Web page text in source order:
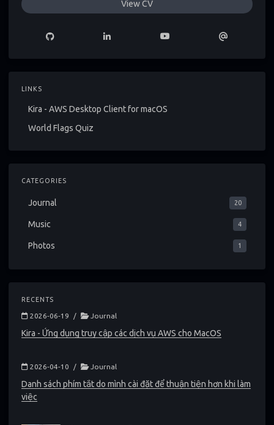
View CV
LINKS
Kira - AWS Desktop Client for macOS
World Flags Quiz
CATEGORIES
Journal 20
Music 4
Photos 1
RECENTS
2026-06-19 / Journal
Kira - Ứng dụng truy cập các dịch vụ AWS cho MacOS
2026-04-10 / Journal
Danh sách phím tắt do mình cài đặt để thuận tiện hơn khi làm
việc